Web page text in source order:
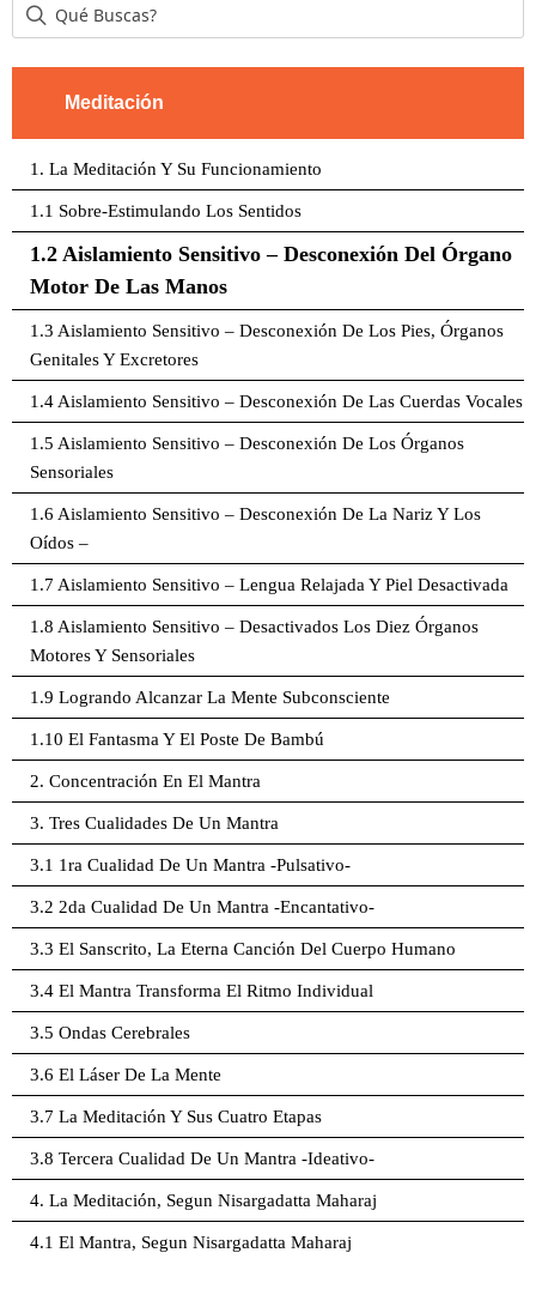
Meditación
1. La Meditación Y Su Funcionamiento
1.1 Sobre-Estimulando Los Sentidos
1.2 Aislamiento Sensitivo – Desconexión Del Órgano
Motor De Las Manos
1.3 Aislamiento Sensitivo – Desconexión De Los Pies, Órganos
Genitales Y Excretores
1.4 Aislamiento Sensitivo – Desconexión De Las Cuerdas Vocales
1.5 Aislamiento Sensitivo – Desconexión De Los Órganos
Sensoriales
1.6 Aislamiento Sensitivo – Desconexión De La Nariz Y Los
Oídos –
1.7 Aislamiento Sensitivo – Lengua Relajada Y Piel Desactivada
1.8 Aislamiento Sensitivo – Desactivados Los Diez Órganos
Motores Y Sensoriales
1.9 Logrando Alcanzar La Mente Subconsciente
1.10 El Fantasma Y El Poste De Bambú
2. Concentración En El Mantra
3. Tres Cualidades De Un Mantra
3.1 1ra Cualidad De Un Mantra -Pulsativo-
3.2 2da Cualidad De Un Mantra -Encantativo-
3.3 El Sanscrito, La Eterna Canción Del Cuerpo Humano
3.4 El Mantra Transforma El Ritmo Individual
3.5 Ondas Cerebrales
3.6 El Láser De La Mente
3.7 La Meditación Y Sus Cuatro Etapas
3.8 Tercera Cualidad De Un Mantra -Ideativo-
4. La Meditación, Segun Nisargadatta Maharaj
4.1 El Mantra, Segun Nisargadatta Maharaj